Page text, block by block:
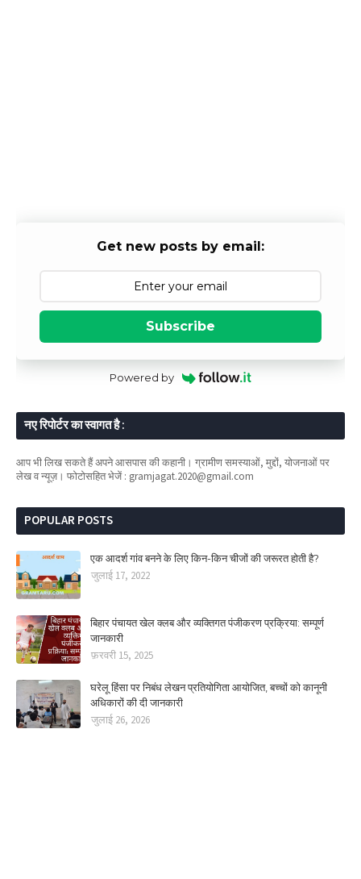
Get new posts by email:
Subscribe
Powered by
नए रिपोर्टर का स्वागत है :
आप भी लिख सकते हैं अपने आसपास की कहानी। ग्रामीण समस्याओं, मुद्दों, योजनाओं पर
लेख व न्यूज़। फोटोसहित भेजें : gramjagat.2020@gmail.com
POPULAR POSTS
एक आदर्श गांव बनने के लिए किन-किन चीजों की जरूरत होती है?
जुलाई 17, 2022
बिहार पंचायत खेल क्लब और व्यक्तिगत पंजीकरण प्रक्रिया: सम्पूर्ण
जानकारी
फ़रवरी 15, 2025
घरेलू हिंसा पर निबंध लेखन प्रतियोगिता आयोजित, बच्चों को कानूनी
अधिकारों की दी जानकारी
जुलाई 26, 2026